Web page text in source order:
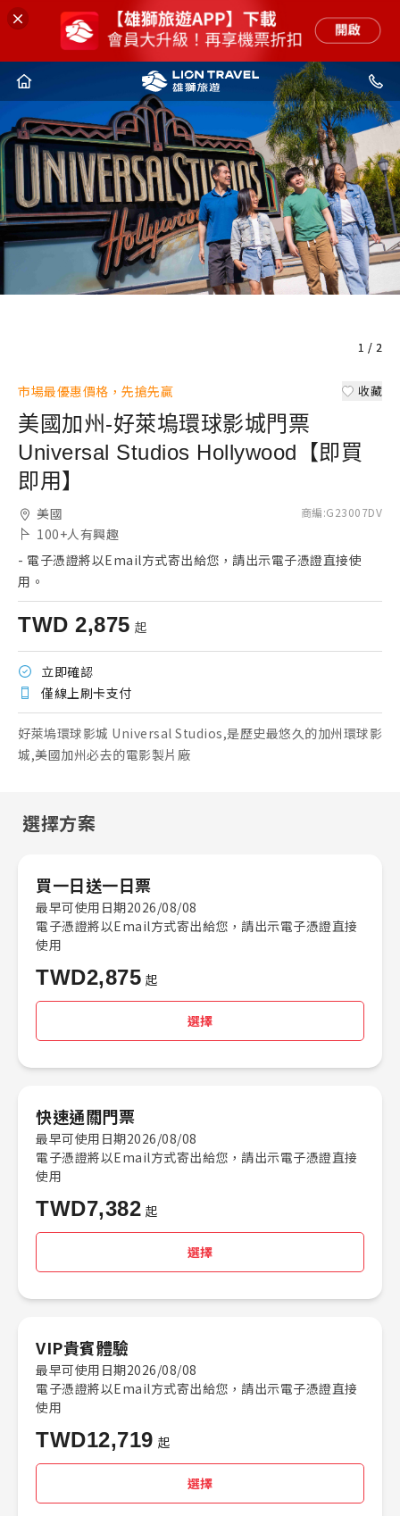
1 / 2
1 / 2
市場最優惠價格，先搶先贏 收藏
美國加州-好萊塢環球影城門票
Universal Studios Hollywood【即買
即用】
美國
100+人有興趣
商編:G23007DV
- 電子憑證將以Email方式寄出給您，請出示電子憑證直接使
用。
TWD 2,875 起
立即確認
僅線上刷卡支付
好萊塢環球影城 Universal Studios,是歷史最悠久的加州環球影
城,美國加州必去的電影製片廠
選擇方案
買一日送一日票
最早可使用日期2026/08/08
電子憑證將以Email方式寄出給您，請出示電子憑證直接
使用
TWD2,875 起
選擇
快速通關門票
最早可使用日期2026/08/08
電子憑證將以Email方式寄出給您，請出示電子憑證直接
使用
TWD7,382 起
選擇
VIP貴賓體驗
最早可使用日期2026/08/08
電子憑證將以Email方式寄出給您，請出示電子憑證直接
使用
TWD12,719 起
選擇